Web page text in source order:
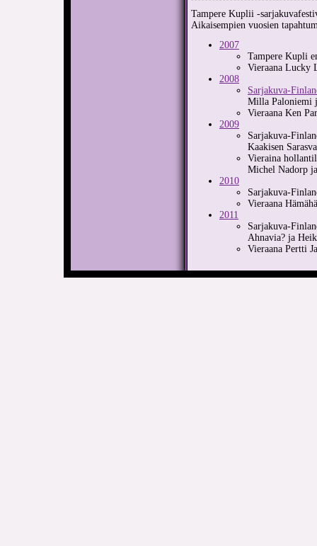
Tampere Kuplii -
Aikaisempien vuosien
2007
Tampere Kupli
Vieraana Lucky
2008
Sarjakuva-
Milla Paloniemi
Vieraana Ken
2009
Sarjakuva-
Kaakisen
Vieraina
Michel Nadorp
2010
Sarjakuva-
Vieraana
2011
Sarjakuva-
Ahnavia? ja
Vieraana Pertti